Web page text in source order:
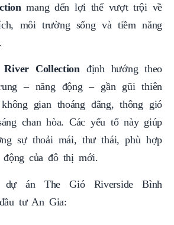
mang đến lợi thế vượt trội về
môi trường sống và tiềm năng
Collection định hướng theo
– năng động – gần gũi thiên
gian thoáng đãng, thông gió
chan hòa. Các yếu tố này giúp
sự thoải mái, thư thái, phù hợp
của đô thị mới.
án The Gió Riverside Bình
tư An Gia: